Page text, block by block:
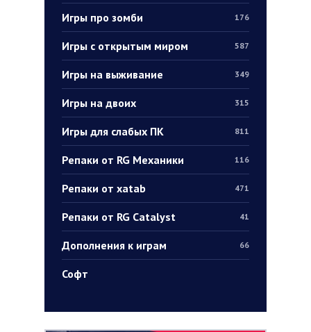
Игры про зомби 176
Игры с открытым миром 587
Игры на выживание 349
Игры на двоих 315
Игры для слабых ПК 811
Репаки от RG Механики 116
Репаки от xatab 471
Репаки от RG Catalyst 41
Дополнения к играм 66
Софт